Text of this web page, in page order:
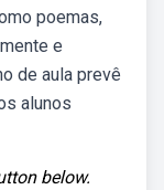
poemas,
e
de aula prevê
alunos
below.